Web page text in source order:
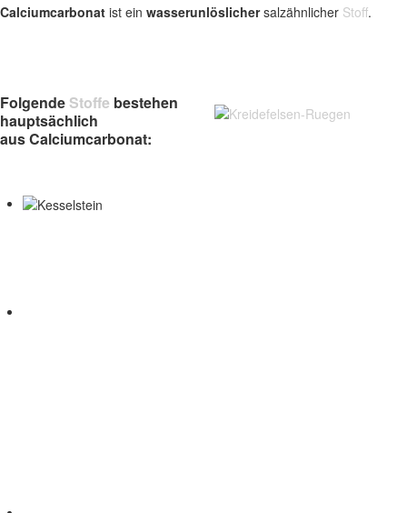
Calciumcarbonat ist ein wasserunlöslichersalzähnlicher Stoff.
Folgende Stoffe bestehen
hauptsächlich
aus Calciumcarbonat: